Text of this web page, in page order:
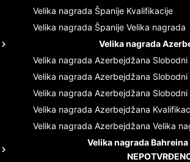
Velika nagrada Španije Kvalifikacije
Velika nagrada Španije Velika nagrada
Velika nagrada
Velika nagrada Azerbejdžana Slobodni
Velika nagrada Azerbejdžana
Velika nagrada Azerbejdžana
Velika nagrada Azerbejdžana
Velika nagrada Azerbejdžana Velika
Velika nagrada